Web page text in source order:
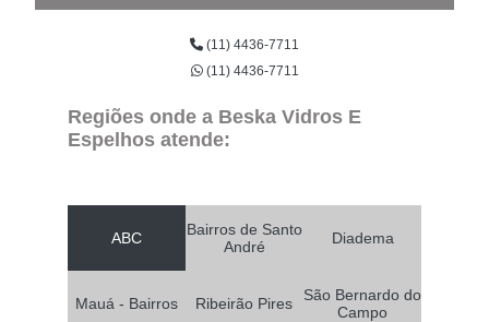
(11) 4436-7711
(11) 4436-7711
Regiões onde a Beska Vidros E
Espelhos atende:
ABC
Bairros de Santo
André
Diadema
Mauá - Bairros Ribeirão Pires
São Bernardo do
Campo